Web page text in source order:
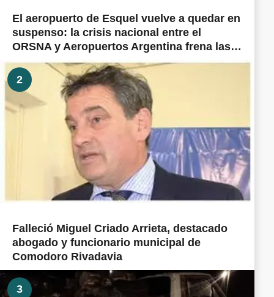
El aeropuerto de Esquel vuelve a quedar en
suspenso: la crisis nacional entre el
ORSNA y Aeropuertos Argentina frena las
obras prometidas en todo el país
2
Falleció Miguel Criado Arrieta, destacado
abogado y funcionario municipal de
Comodoro Rivadavia
3